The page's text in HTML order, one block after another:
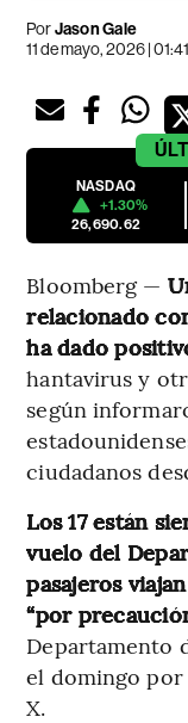
PorJason Gale
11 de mayo, 2026 |
NASDAQ
+1.30%
26,690.62
Bloomberg —
relacionado
ha dado
hantavirus y
según
ciudadanos
Los 17 están
vuelo del
pasajeros
“por
Departamento
el domingo
X.